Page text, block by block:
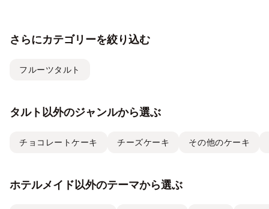
さらにカテゴリーを絞り込む
フルーツタルト
タルト以外のジャンルから選ぶ
チョコレートケーキ チーズケーキ その他のケーキ
ホテルメイド以外のテーマから選ぶ